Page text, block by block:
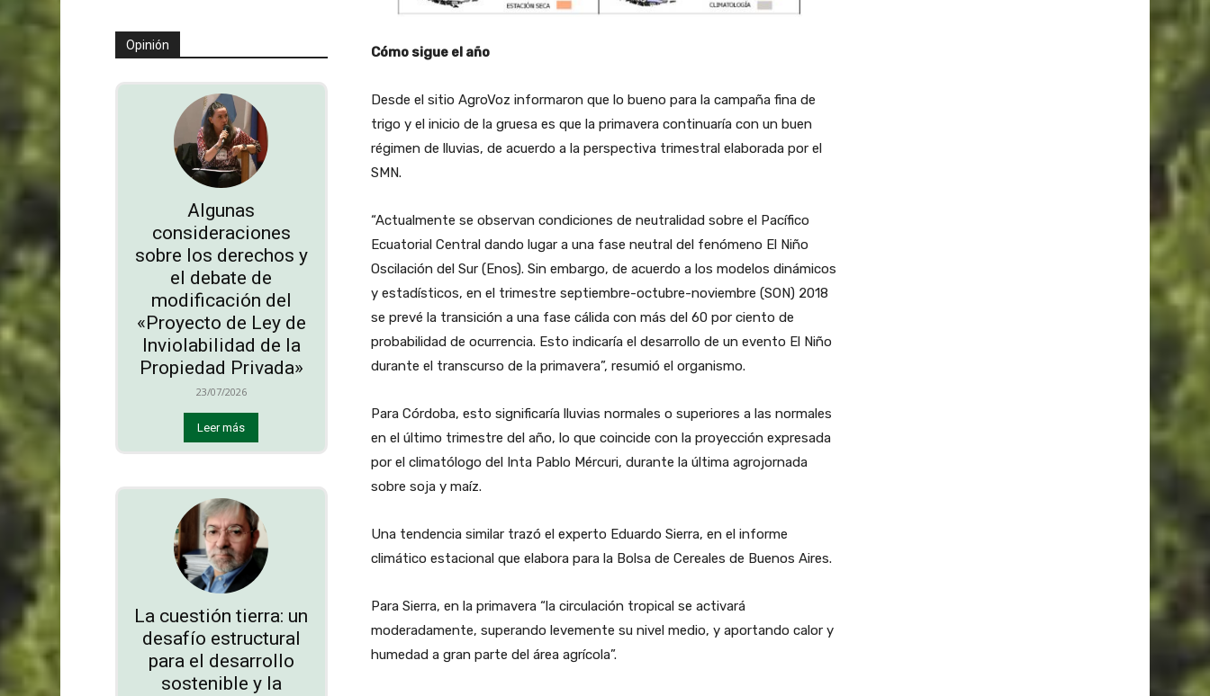
Opinión
Algunas
consideraciones
sobre los derechos y
el debate de
modificación del
«Proyecto de Ley de
Inviolabilidad de la
Propiedad Privada»
23/07/2026
Leer más
La cuestión tierra: un
desafío estructural
para el desarrollo
sostenible y la
Cómo sigue el año
Desde el sitio AgroVoz informaron que lo bueno para la campaña fina de
trigo y el inicio de la gruesa es que la primavera continuaría con un buen
régimen de lluvias, de acuerdo a la perspectiva trimestral elaborada por el
SMN.
“Actualmente se observan condiciones de neutralidad sobre el Pacífico
Ecuatorial Central dando lugar a una fase neutral del fenómeno El Niño
Oscilación del Sur (Enos). Sin embargo, de acuerdo a los modelos dinámicos
y estadísticos, en el trimestre septiembre-octubre-noviembre (SON) 2018
se prevé la transición a una fase cálida con más del 60 por ciento de
probabilidad de ocurrencia. Esto indicaría el desarrollo de un evento El Niño
durante el transcurso de la primavera”, resumió el organismo.
Para Córdoba, esto significaría lluvias normales o superiores a las normales
en el último trimestre del año, lo que coincide con la proyección expresada
por el climatólogo del Inta Pablo Mércuri, durante la última agrojornada
sobre soja y maíz.
Una tendencia similar trazó el experto Eduardo Sierra, en el informe
climático estacional que elabora para la Bolsa de Cereales de Buenos Aires.
Para Sierra, en la primavera “la circulación tropical se activará
moderadamente, superando levemente su nivel medio, y aportando calor y
humedad a gran parte del área agrícola”.